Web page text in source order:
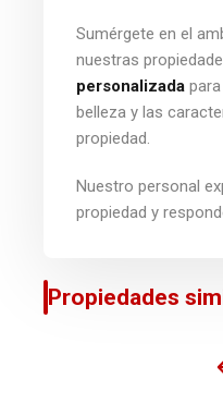
Sumérgete en el
nuestras
personalizada
belleza y las
propiedad.
Nuestro personal
propiedad y
Propiedades